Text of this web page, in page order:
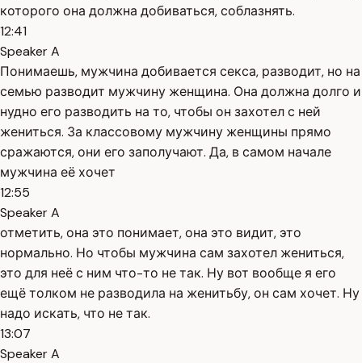
которого она должна добиваться, соблазнять.
12:41
Speaker A
Понимаешь, мужчина добивается секса, разводит, но на
семью разводит мужчину женщина. Она должна долго и
нудно его разводить на то, чтобы он захотел с ней
жениться. За классовому мужчину женщины прямо
сражаются, они его заполучают. Да, в самом начале
мужчина её хочет
12:55
Speaker A
отметить, она это понимает, она это видит, это
нормально. Но чтобы мужчина сам захотел жениться,
это для неё с ним что-то не так. Ну вот вообще я его
ещё толком не разводила на женитьбу, он сам хочет. Ну
надо искать, что не так.
13:07
Speaker A